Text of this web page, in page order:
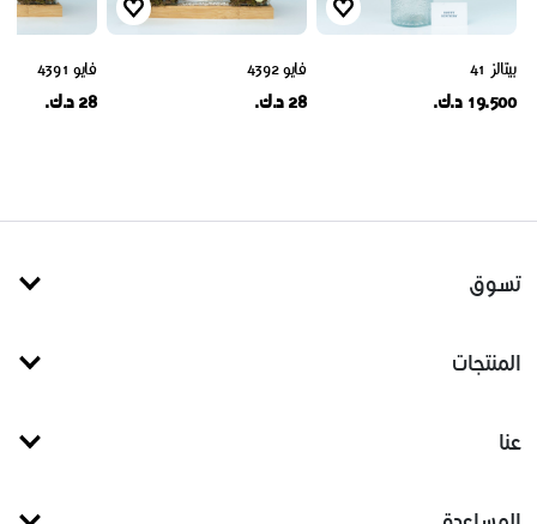
بيتالز 41
19.500 د.ك.
فايو 4392
28 د.ك.
فايو 4391
28 د.ك.
تسوق
المنتجات
عنا